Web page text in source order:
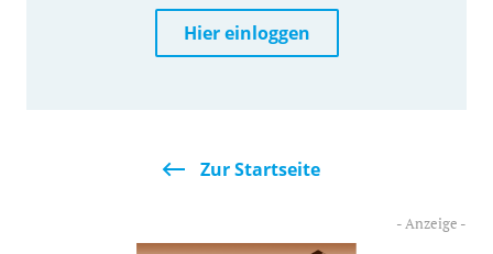
Hier einloggen
Zur Startseite